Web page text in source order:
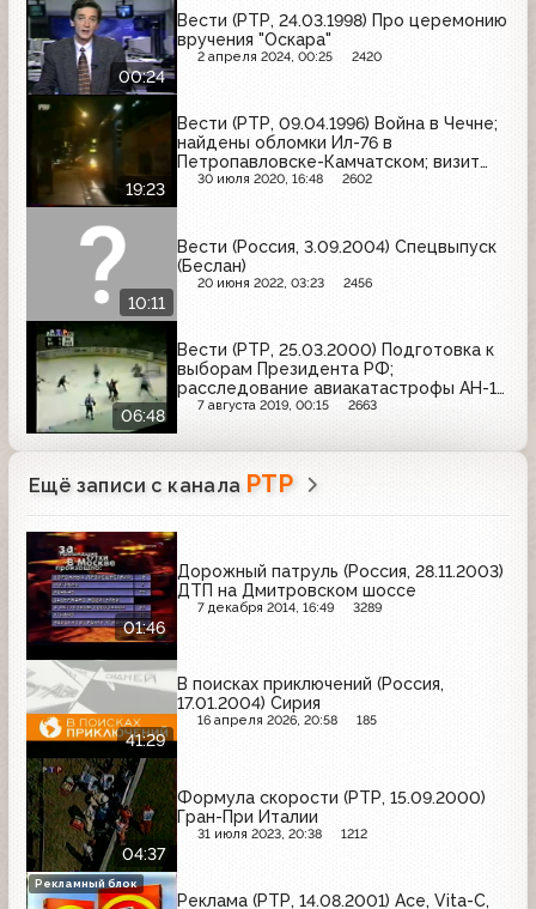
00:24
Вести (РТР, 24.03.1998) Про церемонию
вручения "Оскара"
2 апреля 2024, 00:25 2420
19:23
Вести (РТР, 09.04.1996) Война в Чечне;
найдены обломки Ил-76 в
Петропавловске-Камчатском; визит
президента Польши в Москву;
Македонии
30 июля 2020, 16:48 2602
10:11
Вести (Россия, 3.09.2004) Спецвыпуск
(Беслан)
20 июня 2022, 03:23 2456
06:48
Вести (РТР, 25.03.2000) Подготовка к
выборам Президента РФ;
расследование авиакатастрофы АН-12
в Шри-Ланке
7 августа 2019, 00:15 2663
Ещё записи с канала РТР
01:46
Дорожный патруль (Россия, 28.11.2003)
ДТП на Дмитровском шоссе
7 декабря 2014, 16:49 3289
41:29
В поисках приключений (Россия,
17.01.2004) Сирия
16 апреля 2026, 20:58 185
04:37
Формула скорости (РТР, 15.09.2000)
Гран-При Италии
31 июля 2023, 20:38 1212
Реклама (РТР, 14.08.2001) Ace, Vita-C,
Рекламный блок